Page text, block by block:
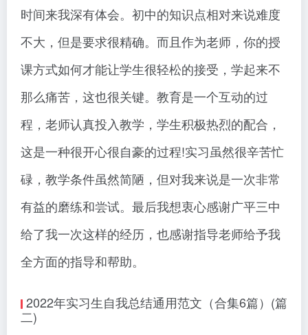
时间来我深有体会。初中的知识点相对来说难度
不大，但是要求很精确。而且作为老师，你的授
课方式如何才能让学生很轻松的接受，学起来不
那么痛苦，这也很关键。教育是一个互动的过
程，老师认真投入教学，学生积极热烈的配合，
这是一种很开心很自豪的过程!实习虽然很辛苦忙
碌，教学条件虽然简陋，但对我来说是一次非常
有益的磨练和尝试。最后我想衷心感谢广平三中
给了我一次这样的经历，也感谢指导老师给予我
全方面的指导和帮助。
2022年实习生自我总结通用范文（合集6篇）(篇
二)